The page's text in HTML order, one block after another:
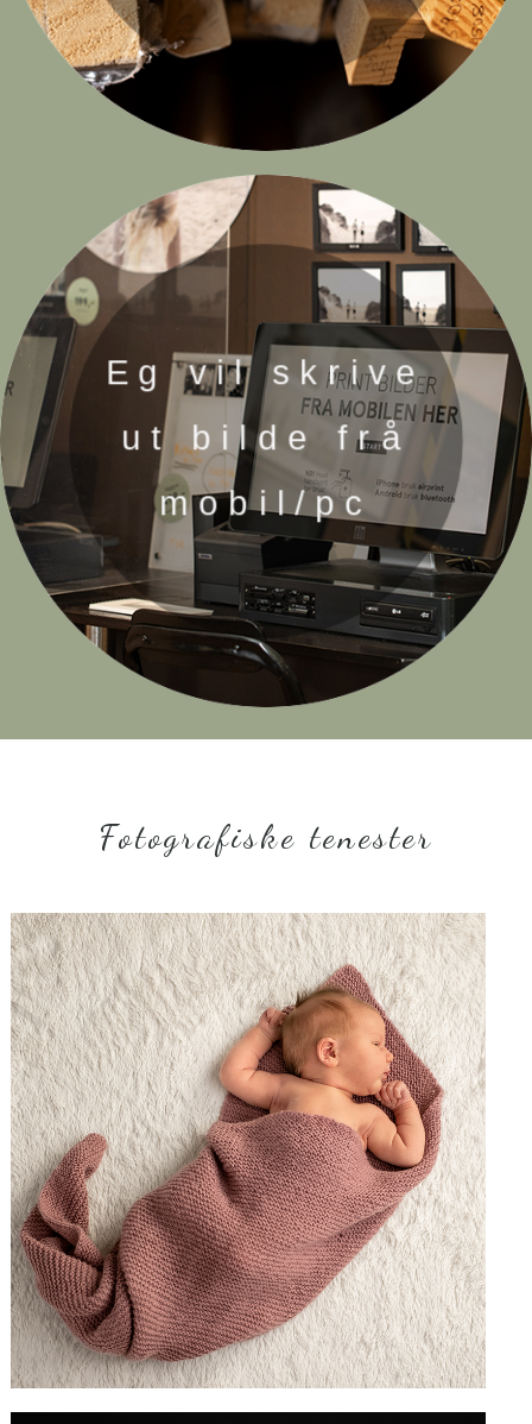
Eg vil skrive
ut bilde frå
mobil/pc
Fotografiske tenester